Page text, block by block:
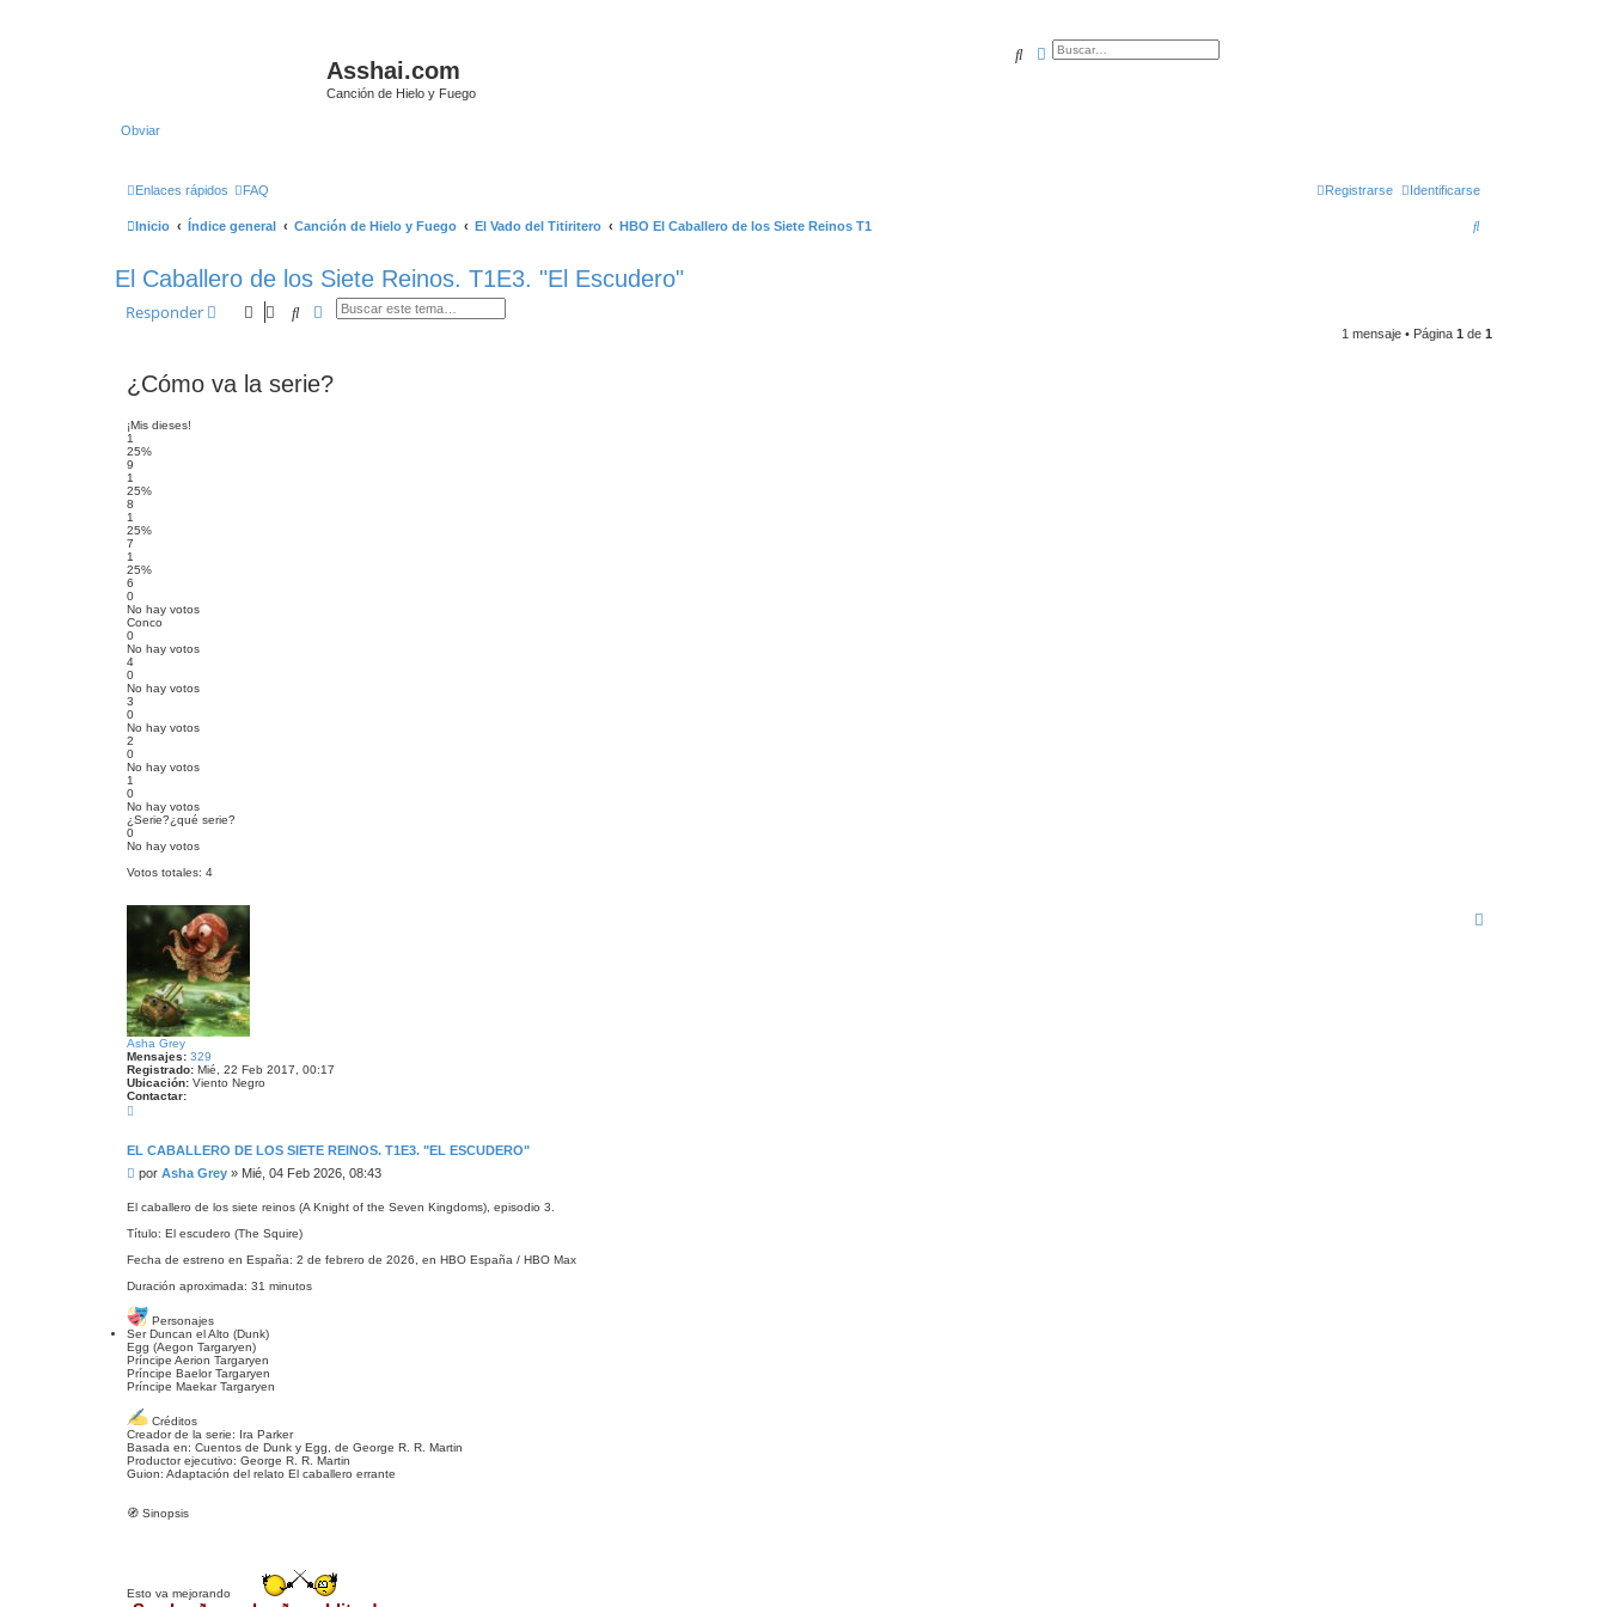
Asshai.com
Canción de Hielo y Fuego
Obviar
BuscarBúsqueda avanzada
Enlaces rápidos FAQ Identificarse
Registrarse
Inicio Índice general Canción de Hielo y Fuego El Vado del Titiritero HBO El Caballero de los Siete Reinos T1
B
a
El Caballero de los Siete Reinos. T1E3. "El Escudero"
Responder BuscarBúsqueda avanzada
1 mensaje • Página 1 de 1
¿Cómo va la serie?
¡Mis dieses!
1
25%
9
1
25%
8
1
25%
7
1
25%
6
0
No hay votos
Conco
0
No hay votos
4
0
No hay votos
3
0
No hay votos
2
0
No hay votos
1
0
No hay votos
¿Serie?¿qué serie?
0
No hay votos
Votos totales: 4
Asha Grey
Mensajes: 329
Registrado: Mié, 22 Feb 2017, 00:17
Ubicación: Viento Negro
Contactar:
t
c
r
A
s
a
r
e
y
EL CABALLERO DE LOS SIETE REINOS. T1E3. "EL ESCUDERO"
M
n
a
j
por Asha Grey » Mié, 04 Feb 2026, 08:43
El caballero de los siete reinos (A Knight of the Seven Kingdoms), episodio 3.
Título: El escudero (The Squire)
Fecha de estreno en España: 2 de febrero de 2026, en HBO España / HBO Max
Duración aproximada: 31 minutos
Personajes
Ser Duncan el Alto (Dunk)
Egg (Aegon Targaryen)
Príncipe Aerion Targaryen
Príncipe Baelor Targaryen
Príncipe Maekar Targaryen
Créditos
Creador de la serie: Ira Parker
Basada en: Cuentos de Dunk y Egg, de George R. R. Martin
Productor ejecutivo: George R. R. Martin
Guion: Adaptación del relato El caballero errante
🧭 Sinopsis
Esto va mejorando